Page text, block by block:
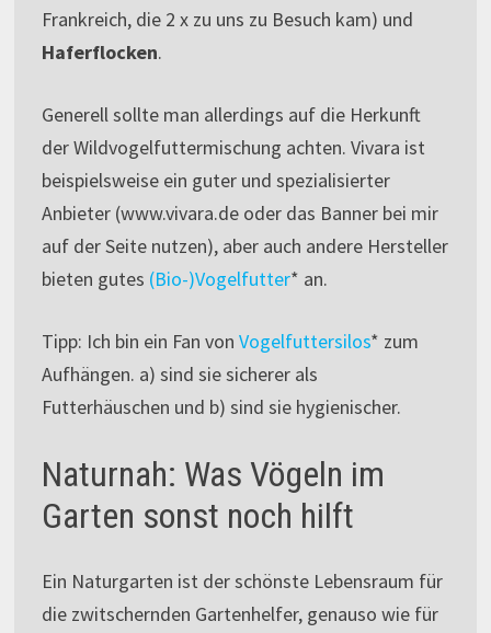
Frankreich, die 2 x zu uns zu Besuch kam) und
Haferflocken.
Generell sollte man allerdings auf die Herkunft
der Wildvogelfuttermischung achten. Vivara ist
beispielsweise ein guter und spezialisierter
Anbieter (www.vivara.de oder das Banner bei mir
auf der Seite nutzen), aber auch andere Hersteller
bieten gutes (Bio-)Vogelfutter* an.
Tipp: Ich bin ein Fan von Vogelfuttersilos* zum
Aufhängen. a) sind sie sicherer als
Futterhäuschen und b) sind sie hygienischer.
Naturnah: Was Vögeln im
Garten sonst noch hilft
Ein Naturgarten ist der schönste Lebensraum für
die zwitschernden Gartenhelfer, genauso wie für